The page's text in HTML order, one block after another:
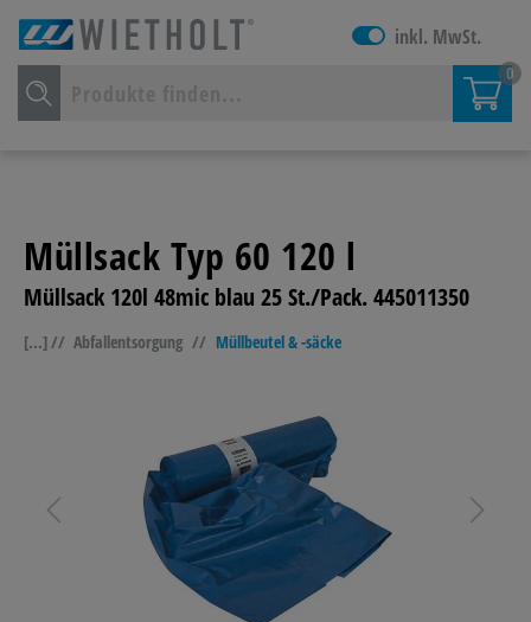
inkl. MwSt.
0
Müllsack Typ 60 120 l
Müllsack 120l 48mic blau 25 St./Pack. 445011350
[...] // Abfallentsorgung // Müllbeutel & -säcke